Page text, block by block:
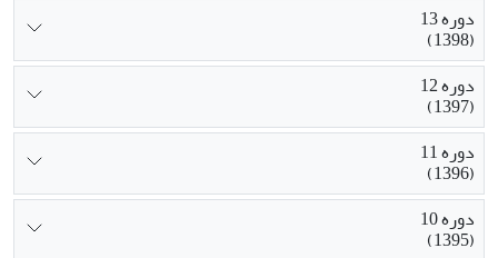
دوره 13
(1398)
دوره 12
(1397)
دوره 11
(1396)
دوره 10
(1395)